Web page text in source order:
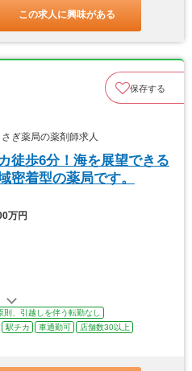
この求人に興味がある
保存する
ぎ薬局の薬剤師求人
徒歩6分！海を展望できる
密着型の薬局です。
万円
則、引越しを伴う転勤なし
駅チカ 車通勤可
店舗数30以上